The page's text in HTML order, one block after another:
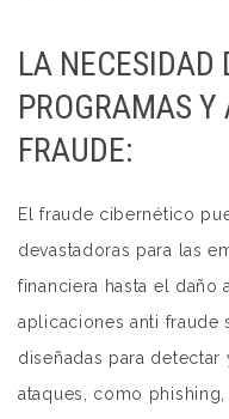
LA NECESIDAD
PROGRAMAS
FRAUDE:
El fraude cibernético
devastadoras para las
financiera hasta el daño
aplicaciones anti fraude
diseñadas para
ataques, como